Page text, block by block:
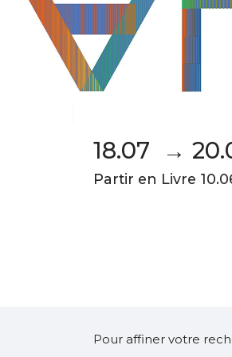
18.07 →
Partir en Livre
Pour affiner votre